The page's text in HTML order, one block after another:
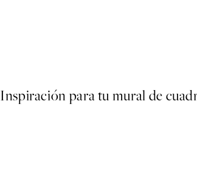
Inspiración para tu mural de